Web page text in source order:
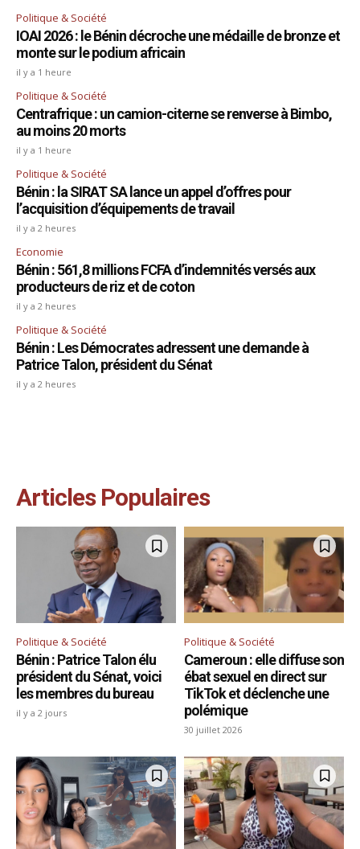
Politique & Société
IOAI 2026 : le Bénin décroche une médaille de bronze et
monte sur le podium africain
il y a 1 heure
Politique & Société
Centrafrique : un camion-citerne se renverse à Bimbo,
au moins 20 morts
il y a 1 heure
Politique & Société
Bénin : la SIRAT SA lance un appel d’offres pour
l’acquisition d’équipements de travail
il y a 2 heures
Economie
Bénin : 561,8 millions FCFA d’indemnités versés aux
producteurs de riz et de coton
il y a 2 heures
Politique & Société
Bénin : Les Démocrates adressent une demande à
Patrice Talon, président du Sénat
il y a 2 heures
Articles Populaires
Politique & Société
Bénin : Patrice Talon élu
président du Sénat, voici
les membres du bureau
il y a 2 jours
Politique & Société
Cameroun : elle diffuse son
ébat sexuel en direct sur
TikTok et déclenche une
polémique
30 juillet 2026